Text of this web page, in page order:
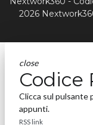
2026
close
Codice
Clicca sul pulsante
appunti.
RSS link